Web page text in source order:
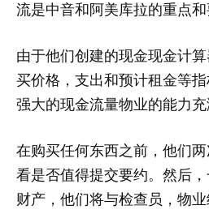
流是中音和阿美库拉的重点和
由于他们创建的现金现金计
买价格，支出和预计租金等
强大的现金流量物业的能力充
在购买任何东西之前，他们
看是否值得提交要约。然后
财产，他们将与检查员，物